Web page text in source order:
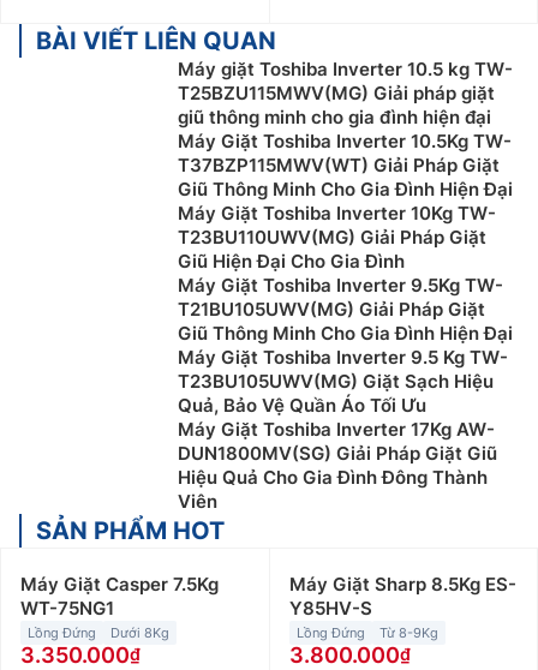
BÀI VIẾT LIÊN QUAN
Máy giặt Toshiba Inverter 10.5 kg TW-
T25BZU115MWV(MG) Giải pháp giặt
giũ thông minh cho gia đình hiện đại
Máy Giặt Toshiba Inverter 10.5Kg TW-
T37BZP115MWV(WT) Giải Pháp Giặt
Giũ Thông Minh Cho Gia Đình Hiện Đại
Máy Giặt Toshiba Inverter 10Kg TW-
T23BU110UWV(MG) Giải Pháp Giặt
Giũ Hiện Đại Cho Gia Đình
Máy Giặt Toshiba Inverter 9.5Kg TW-
T21BU105UWV(MG) Giải Pháp Giặt
Giũ Thông Minh Cho Gia Đình Hiện Đại
Máy Giặt Toshiba Inverter 9.5 Kg TW-
T23BU105UWV(MG) Giặt Sạch Hiệu
Quả, Bảo Vệ Quần Áo Tối Ưu
Máy Giặt Toshiba Inverter 17Kg AW-
DUN1800MV(SG) Giải Pháp Giặt Giũ
Hiệu Quả Cho Gia Đình Đông Thành
Viên
SẢN PHẨM HOT
Máy Giặt Casper 7.5Kg
WT-75NG1
Lồng Đứng Dưới 8Kg
3.350.000
Máy Giặt Sharp 8.5Kg ES-
Y85HV-S
Lồng Đứng Từ 8-9Kg
3.800.000